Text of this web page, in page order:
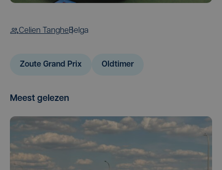
Celien TangheBelga
Zoute Grand Prix Oldtimer
Meest gelezen